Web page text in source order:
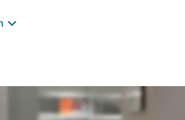
keyboard_arrow_down